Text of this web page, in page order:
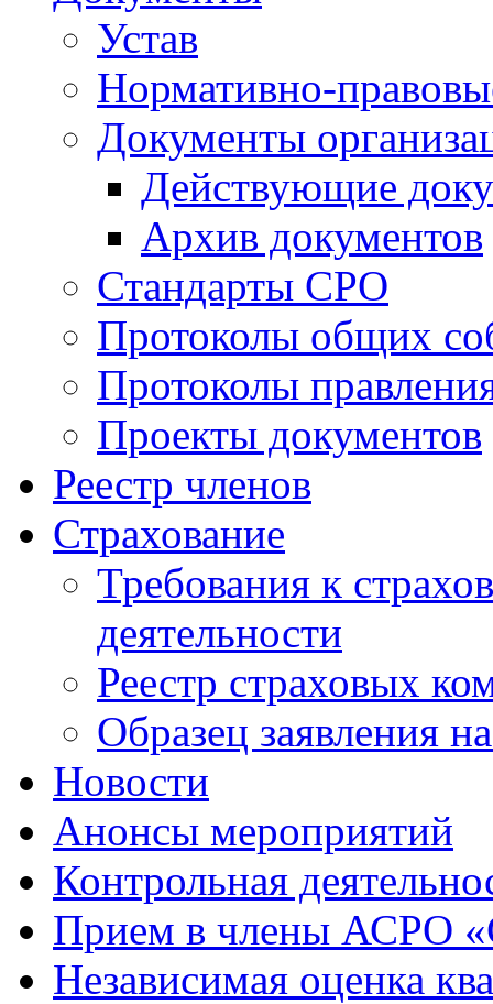
Устав
Нормативно-
Документы
Действующие
Архив документов
Стандарты СРО
Протоколы общих
Протоколы
Проекты документов
Реестр членов
Страхование
Требования к
деятельности
Реестр страховых
Образец заявления
Новости
Анонсы мероприятий
Контрольная
Прием в члены АСРО
Независимая оценка